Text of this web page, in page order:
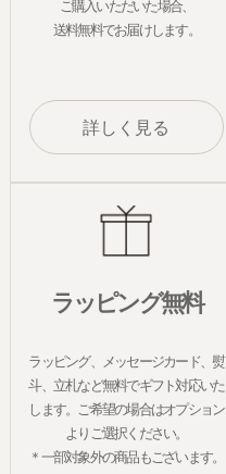
ご購入いただいた場合、
送料無料でお届けします。
詳しく見る
ラッピング無料
ラッピング、メッセージカード、熨
斗、立札など無料でギフト対応いた
します。ご希望の場合はオプション
よりご選択ください。
＊一部対象外の商品もございます。